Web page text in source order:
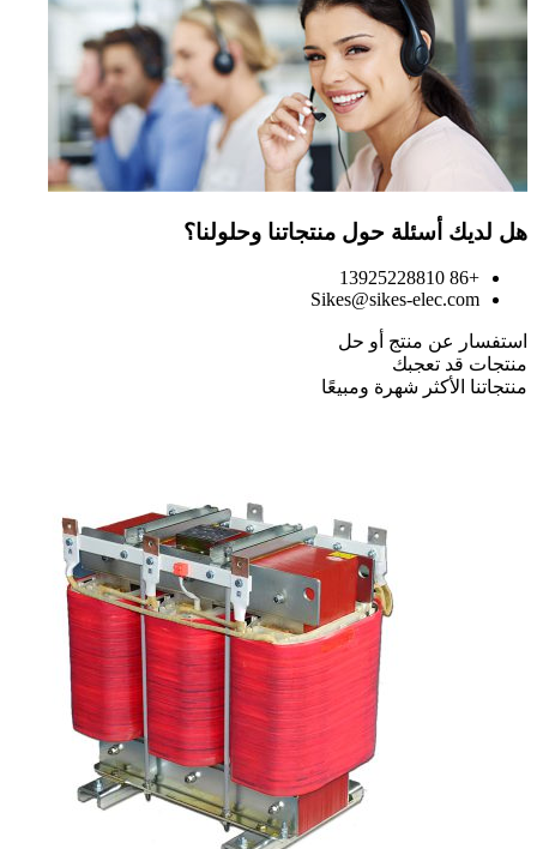
هل لديك أسئلة حول منتجاتنا وحلولنا؟
+86 13925228810
Sikes@sikes-elec.com
استفسار عن منتج أو حل
منتجات قد تعجبك
منتجاتنا الأكثر شهرة ومبيعًا